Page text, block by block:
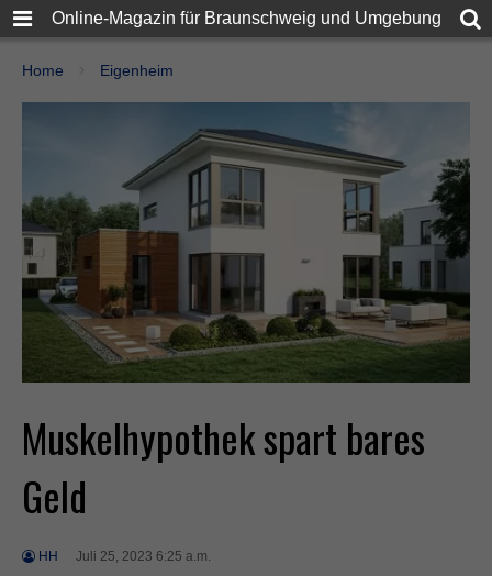
Online-Magazin für Braunschweig und Umgebung
Home Eigenheim
Muskelhypothek spart bares
Geld
HH Juli 25, 2023 6:25 a.m.